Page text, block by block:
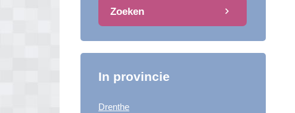
Zoeken
In provincie
Drenthe